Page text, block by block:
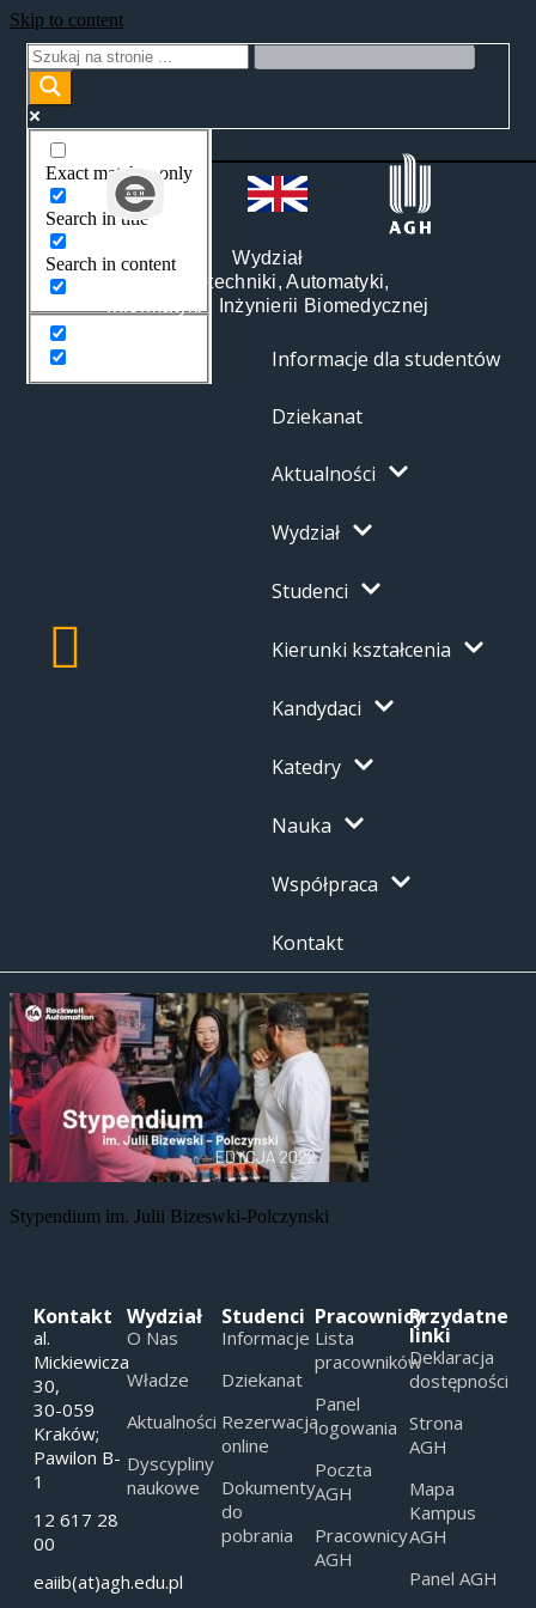
Skip to content
Exact matches only
Search in title
Search in content
Wydział
Elektrotechniki, Automatyki,
Informatyki i Inżynierii Biomedycznej
Informacje dla studentów
Dziekanat
Aktualności
Wydział
Studenci
Kierunki kształcenia
Kandydaci
Katedry
Nauka
Współpraca
Kontakt
Stypendium im. Julii Bizeswki-Polczynski
Kontakt
al.
Mickiewicza
30,
30-059
Kraków;
Pawilon B-
1
12 617 28
00
eaiib(at)agh.edu.pl
Wydział
O Nas
Władze
Aktualności
Dyscypliny
naukowe
Studenci
Informacje
Dziekanat
Rezerwacja
online
Dokumenty
do
pobrania
Pracownicy
Lista
pracowników
Panel
logowania
Poczta
AGH
Pracownicy
AGH
Przydatne
linki
Deklaracja
dostępności
Strona
AGH
Mapa
Kampus
AGH
Panel AGH